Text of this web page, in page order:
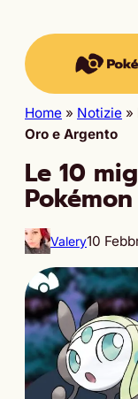
Home » Notizie »
Oro e Argento
Le 10
Valery10